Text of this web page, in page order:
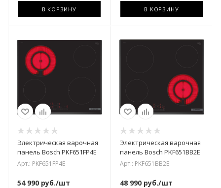
В КОРЗИНУ В КОРЗИНУ
Электрическая варочная
панель Bosch PKF651FP4E
Арт.: PKF651FP4E
54 990 руб./шт
Электрическая варочная
панель Bosch PKF651BB2E
Арт.: PKF651BB2E
48 990руб./шт